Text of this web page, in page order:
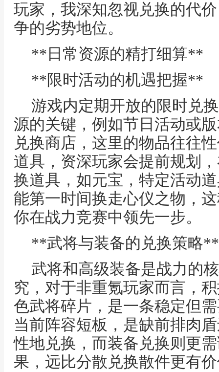
玩家，我深知忽视兑换的代
争的劣势地位。
**日常资源的精打细算**
**限时活动的机遇把握**
游戏内定期开放的限时兑
源的关键，例如节日活动或
兑换商店，这里的物品往往
道具，资深玩家会提前规划
换道具，如元宝，特定活动
能第一时间换走心仪之物，
你在战力竞赛中领先一步。
**武将与装备的兑换策略**
武将和高级装备是战力的
究，对于非重氪玩家而言，
色武将碎片，是一条稳定但
当前阵容短板，是缺前排肉
性地兑换，而装备兑换则更
果，远比分散兑换散件更有